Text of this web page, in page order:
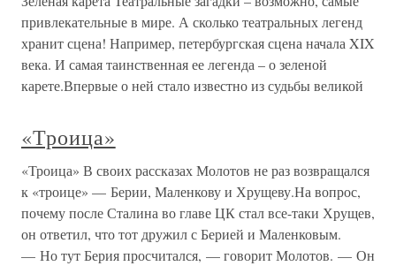
привлекательные в мире. А сколько театральных легенд
хранит сцена! Например, петербургская сцена начала XIX
века. И самая таинственная ее легенда – о зеленой
карете.Впервые о ней стало известно из судьбы великой
«Троица»
«Троица» В своих рассказах Молотов не раз возвращался
к «троице» — Берии, Маленкову и Хрущеву.На вопрос,
почему после Сталина во главе ЦК стал все-таки Хрущев,
он ответил, что тот дружил с Берией и Маленковым.
— Но тут Берия просчитался, — говорит Молотов. — Он